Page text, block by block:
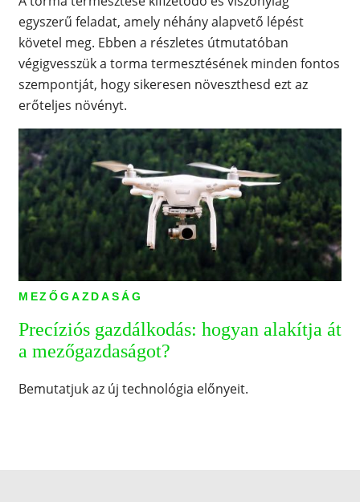
egyszerű feladat, amely néhány alapvető lépést
követel meg. Ebben a részletes útmutatóban
végigvesszük a torma termesztésének minden fontos
szempontját, hogy sikeresen növeszthesd ezt az
erőteljes növényt.
MEZŐGAZDASÁG
Precíziós gazdálkodás: hogyan alakítja át
a mezőgazdaságot?
Bemutatjuk az új technológia előnyeit.